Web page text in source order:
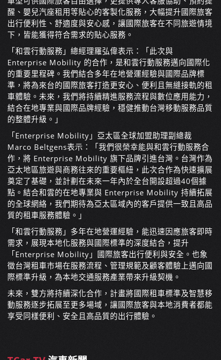
醒、嬰兒汽座租用等貼心的客製化服務，大幅提升國際旅客
出行便利性、舒適度與安心感，讓國際旅客在不同旅遊情境
下，皆能獲得符合需求的貼心服務。
「和雲行動服務」總經理羅弘偉表示：「此次與
Enterprise Mobility 的合作，是和雲行動服務邁向國際化
的重要里程碑。我們結合多年在地營運經驗與國際品牌標
準，將為來台的國際旅客打造更安心、便利且無縫接軌的租
車體驗。未來，我們將持續精進服務流程與數位應用能力，
結合在地專業與國際品牌經驗，穩健推動台灣移動服務品質
的整體升級。」
「Enterprise Mobility」亞太區全球加盟助理副總裁
Marco Beltgens表示：「我們很榮幸能與和雲行動服務合
作，將 Enterprise Mobility 旗下品牌引進台灣。台灣作為
亞太地區旅遊與商務往來的重要樞紐，此次合作為快速擴展
奠定了基礎，並計劃在未來一年內於全台開設超過40個據
點。結合和雲的在地專業與 Enterprise Mobility 持續拓展
的全球網絡，我們期待為亞太區域內的客戶提供一致且高品
質的租車服務體驗。」
「和雲行動服務」多年在地營運經驗，能迅速因應旅客即時
需求，展現本地化服務與國際標準的深度結合，提升
「Enterprise Mobility」國際旅客出行便利與安全。也象
徵台灣租車市場在服務流程、管理規範及顧客體驗上邁向國
際標準升級，為本地交通服務產業帶來升級契機。
未來，雙方將持續深化合作，計畫將國際租車標準及智慧移
動服務逐步拓展至更多場域，讓國際旅客與本地消費者都能
享受同樣便利、安全且高品質的出行體驗。